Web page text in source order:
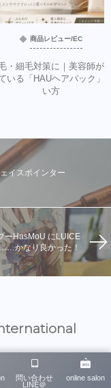
商品レビュー/EC
・細毛対策に｜美容師が
いる「HAUヘアパック」
い方
イスポインター
ーHasMoU にLUICE
かなり良かった！
問い合わせ
LINE＠
online salon